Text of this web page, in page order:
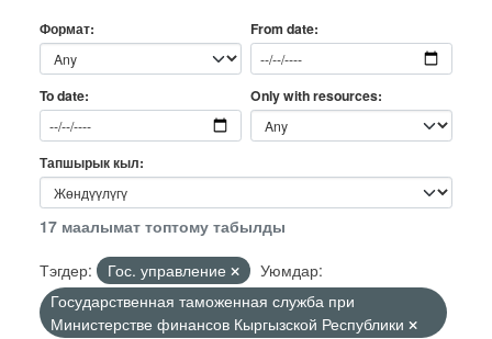
Формат From date
To date Only with resources
Тапшырык кыл
17 маалымат топтому табылды
Тэгдер:
Гос. управление
Уюмдар:
Государственная таможенная служба при
Министерстве финансов Кыргызской Республики